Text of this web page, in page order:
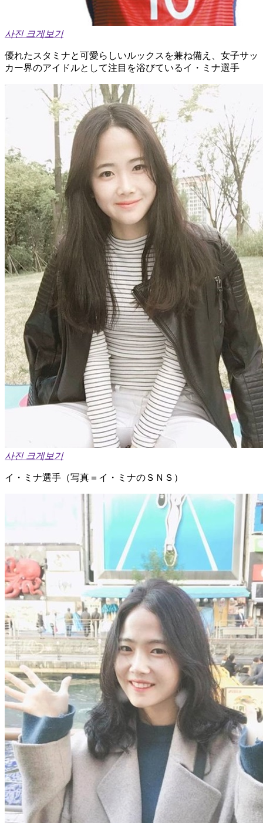
사진 크게보기
優れたスタミナと可愛らしいルックスを兼ね備え、女子サッ
カー界のアイドルとして注目を浴びているイ・ミナ選手
사진 크게보기
イ・ミナ選手（写真＝イ・ミナのＳＮＳ）